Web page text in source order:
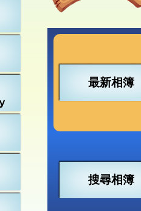
行政架構
學校設施
常識
22-23得獎
20-21得獎